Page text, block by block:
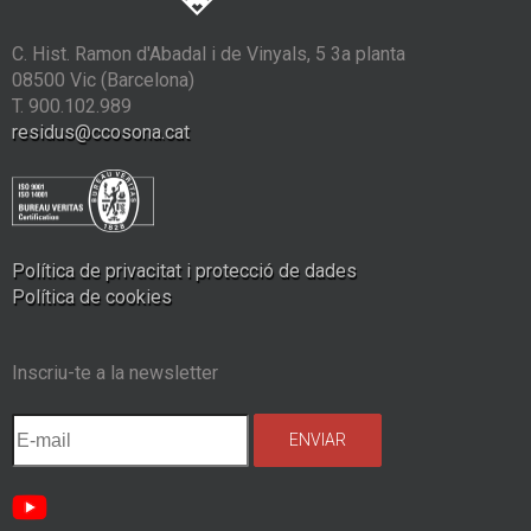
C. Hist. Ramon d'Abadal i de Vinyals, 5 3a planta
08500 Vic (Barcelona)
T. 900.102.989
residus@ccosona.cat
Política de privacitat i protecció de dades
Política de cookies
Inscriu-te a la newsletter